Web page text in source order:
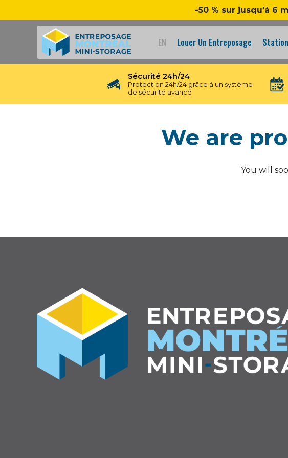
-50 % sur jusqu’à 6
EN Louer Un Entreposage
Sécurité 24h/24
Protection 24h/24 grâce à un système
de sécurité avancé
We are
You will